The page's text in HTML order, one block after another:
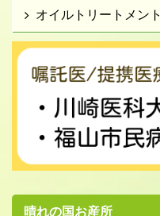
オイルトリートメント
晴れの国お産所